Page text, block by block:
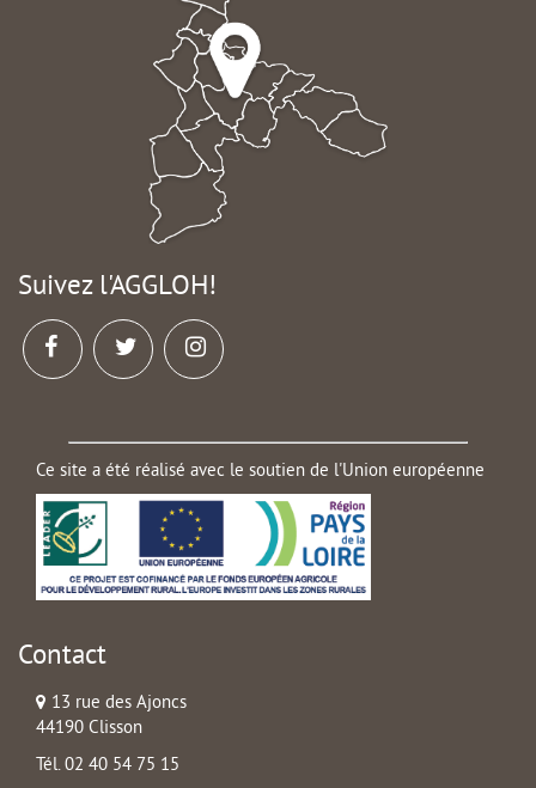
Suivez l'AGGLOH!
Ce site a été réalisé avec le soutien de l'Union européenne
Contact
13 rue des Ajoncs
44190 Clisson
Tél. 02 40 54 75 15